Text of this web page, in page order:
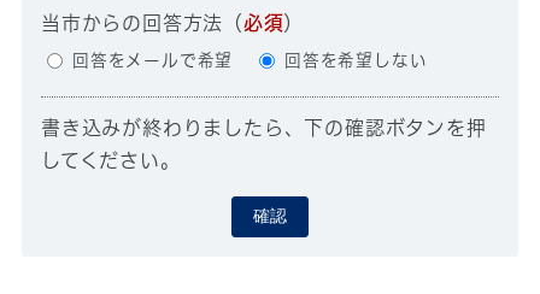
当市からの回答方法 （必須）
回答をメールで希望 回答を希望しない
書き込みが終わりましたら、下の確認ボタンを押
してください。
確認